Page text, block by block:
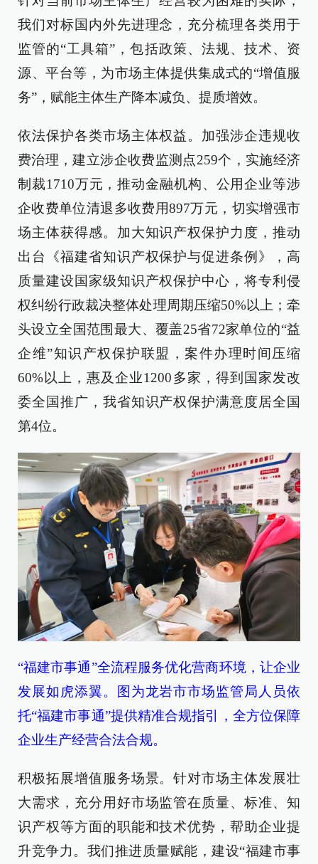
我们对标国内外先进理念，充分梳理各类用于
监管的“工具箱”，包括政策、法规、技术、资
源、平台等，为市场主体提供集成式的“增值服
务”，赋能主体生产降本减负、提质增效。
依法保护各类市场主体权益。加强涉企违规收
费治理，建立涉企收费监测点259个，实施经济
制裁1710万元，推动金融机构、公用企业等涉
企收费单位清退多收费用897万元，切实增强市
场主体获得感。加大知识产权保护力度，推动
出台《福建省知识产权保护与促进条例》，高
质量建设国家级知识产权保护中心，将专利侵
权纠纷行政裁决整体处理周期压缩50%以上；牵
头设立全国范围最大、覆盖25省72家单位的“益
企维”知识产权保护联盟，案件办理时间压缩
60%以上，惠及企业1200多家，得到国家发改
委全国推广，我省知识产权保护满意度居全国
第4位。
“福建市事通”全流程服务优化营商环境，让企业
发展如虎添翼。图为龙岩市市场监管局人员依
托“福建市事通”提供精准合规指引，全方位保障
企业生产经营合法合规。
积极拓展增值服务场景。针对市场主体发展壮
大需求，充分用好市场监管在质量、标准、知
识产权等方面的职能和技术优势，帮助企业提
升竞争力。我们推进质量赋能，建设“福建市事